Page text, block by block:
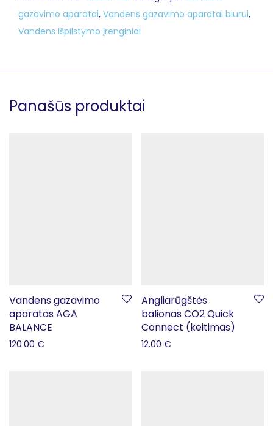
gazavimo aparatai, Vandens gazavimo aparatai biurui,
Vandens išpilstymo įrenginiai
Panašūs produktai
Vandens gazavimo
aparatas AGA
BALANCE
120.00 €
Angliarūgštės
balionas CO2 Quick
Connect (keitimas)
12.00 €